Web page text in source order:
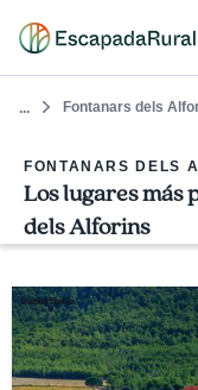
... Fontanars dels
FONTANARS DELS
Los lugares más
dels Alforins
Daniel Belda